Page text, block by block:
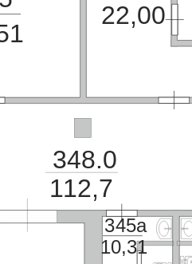
345а
10,31
348.0
112,7
22,00